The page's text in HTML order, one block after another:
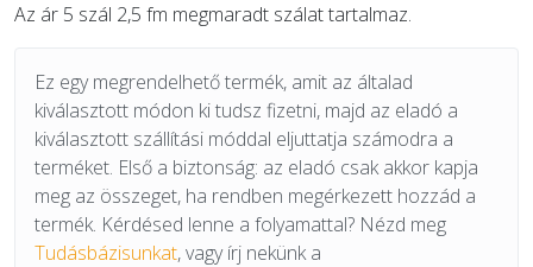
Az ár 5 szál 2,5 fm megmaradt szálat tartalmaz.
Ez egy megrendelhető termék, amit az általad
kiválasztott módon ki tudsz fizetni, majd az eladó a
kiválasztott szállítási móddal eljuttatja számodra a
terméket. Első a biztonság: az eladó csak akkor kapja
meg az összeget, ha rendben megérkezett hozzád a
termék. Kérdésed lenne a folyamattal? Nézd meg
Tudásbázisunkat, vagy írj nekünk a